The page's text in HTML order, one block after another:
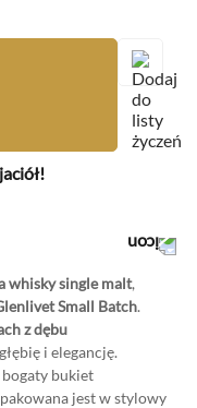
whisky single malt,
Small Batch.
z dębu
i elegancję.
bukiet
jest w stylowy